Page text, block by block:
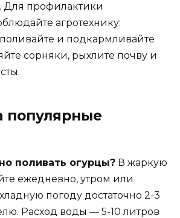
Для профилактики
агротехнику:
и подкармливайте
сорняки, рыхлите почву и
популярные
поливать огурцы? В жаркую
ежедневно, утром или
погоду достаточно 2-3
Расход воды — 5-10 литров